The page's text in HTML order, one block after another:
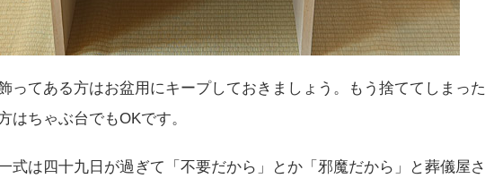
ってある方はお盆用にキープしておきましょう。もう捨ててしまった
はちゃぶ台でもOKです。
式は四十九日が過ぎて「不要だから」とか「邪魔だから」と葬儀屋さ